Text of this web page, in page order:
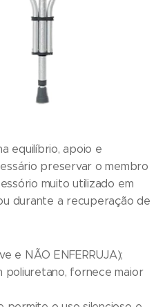
equilíbrio, apoio e
preservar o membro
muito utilizado em
durante a recuperação de
e NÃO ENFERRUJA);
poliuretano, fornece maior